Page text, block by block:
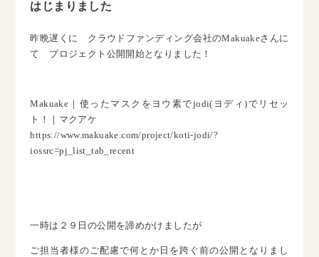
はじまりました
昨晩遅くに クラウドファンディング会社のMakuakeさんに
て プロジェクト公開開始となりました！
Makuake｜使ったマスクをヨウ素でjodi(ヨディ)でリセッ
ト！｜マクアケ
https://www.makuake.com/project/koti-jodi/?
iossrc=pj_list_tab_recent
一時は２９日の公開を諦めかけましたが
ご担当者様のご配慮で何とか日を跨ぐ前の公開となりまし